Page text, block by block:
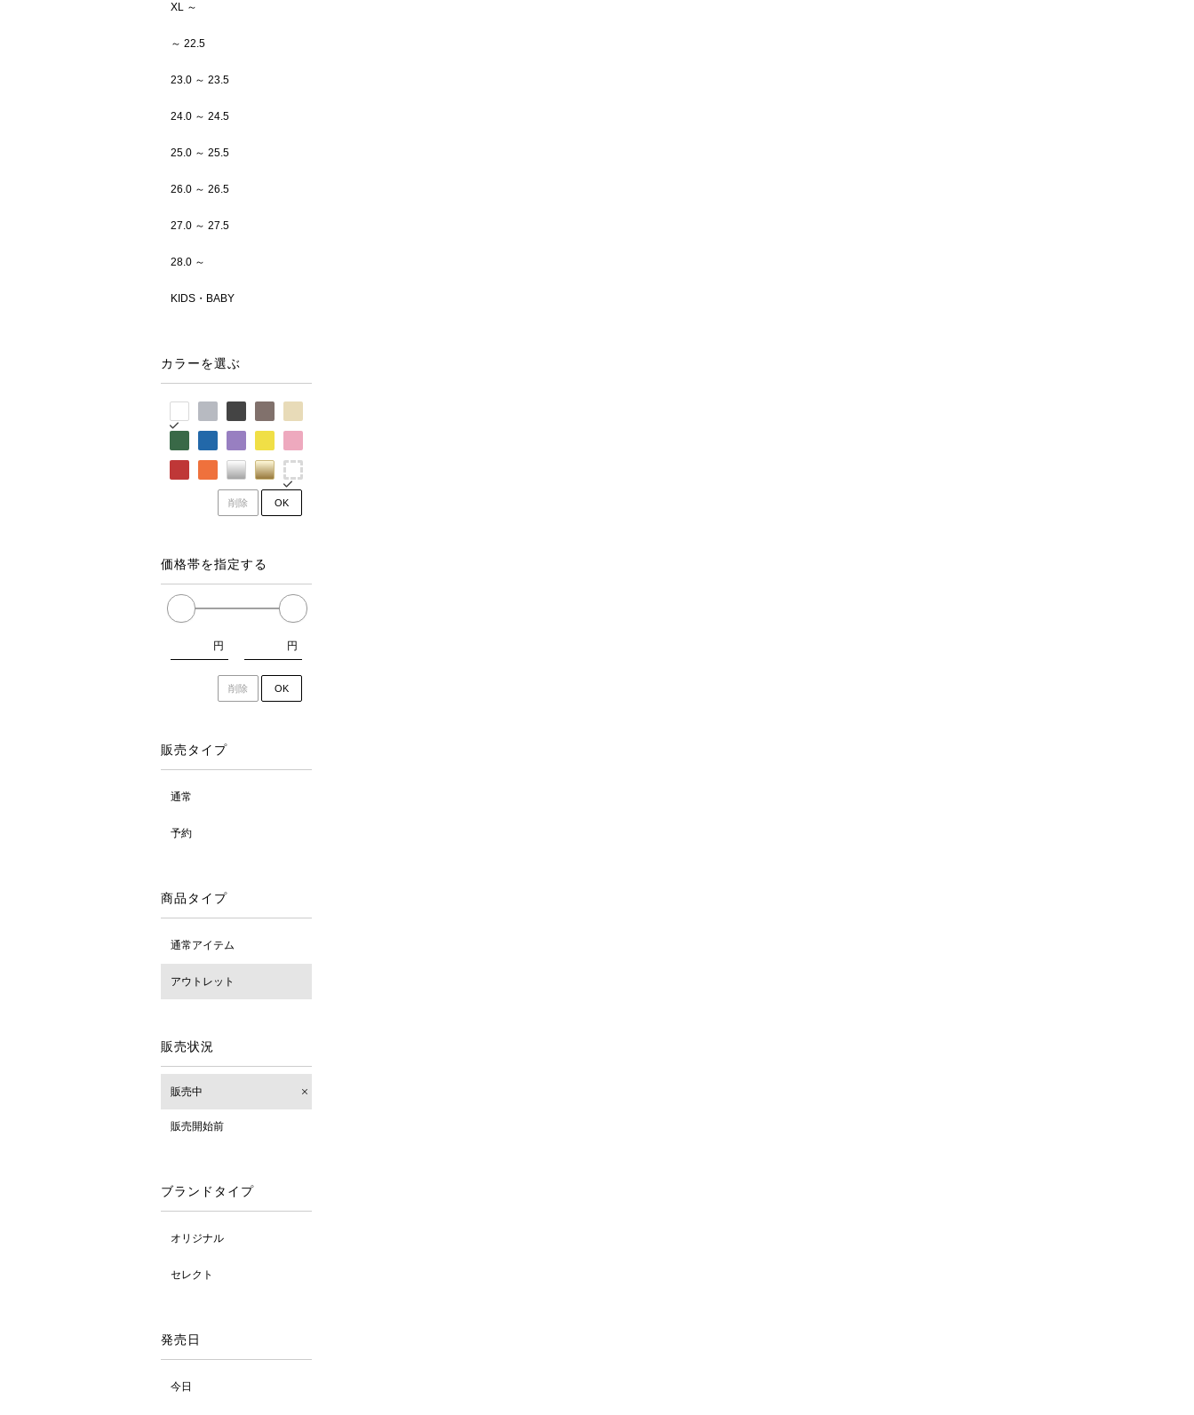
XL ～
～ 22.5
23.0 ～ 23.5
24.0 ～ 24.5
25.0 ～ 25.5
26.0 ～ 26.5
27.0 ～ 27.5
28.0 ～
KIDS・BABY
カラーを選ぶ
削除 OK
価格帯を指定する
円 円
削除 OK
販売タイプ
通常
予約
商品タイプ
通常アイテム
アウトレット
販売状況
販売中
販売開始前
ブランドタイプ
オリジナル
セレクト
発売日
今日